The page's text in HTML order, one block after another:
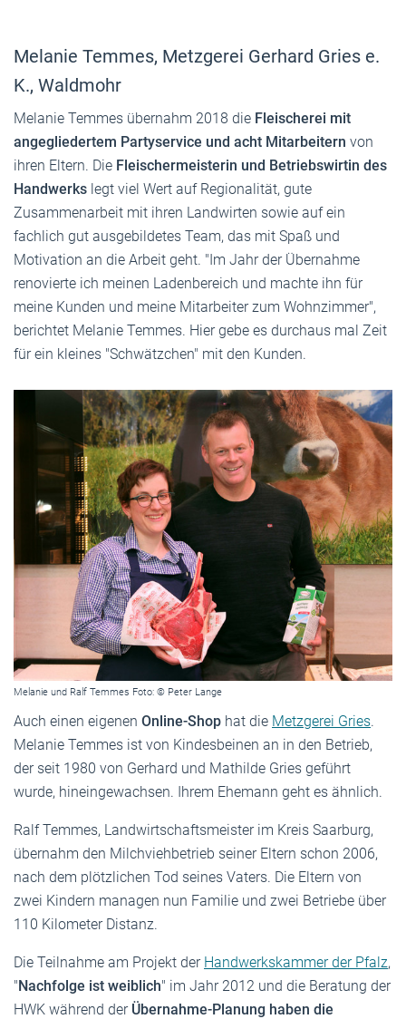
Melanie Temmes, Metzgerei Gerhard Gries e.
K., Waldmohr
Melanie Temmes übernahm 2018 die Fleischerei mit
angegliedertem Partyservice und acht Mitarbeitern von
ihren Eltern. Die Fleischermeisterin und Betriebswirtin des
Handwerks legt viel Wert auf Regionalität, gute
Zusammenarbeit mit ihren Landwirten sowie auf ein
fachlich gut ausgebildetes Team, das mit Spaß und
Motivation an die Arbeit geht. "Im Jahr der Übernahme
renovierte ich meinen Ladenbereich und machte ihn für
meine Kunden und meine Mitarbeiter zum Wohnzimmer",
berichtet Melanie Temmes. Hier gebe es durchaus mal Zeit
für ein kleines "Schwätzchen" mit den Kunden.
Melanie und Ralf Temmes Foto: © Peter Lange
Auch einen eigenen Online-Shop hat die Metzgerei Gries.
Melanie Temmes ist von Kindesbeinen an in den Betrieb,
der seit 1980 von Gerhard und Mathilde Gries geführt
wurde, hineingewachsen. Ihrem Ehemann geht es ähnlich.
Ralf Temmes, Landwirtschaftsmeister im Kreis Saarburg,
übernahm den Milchviehbetrieb seiner Eltern schon 2006,
nach dem plötzlichen Tod seines Vaters. Die Eltern von
zwei Kindern managen nun Familie und zwei Betriebe über
110 Kilometer Distanz.
Die Teilnahme am Projekt der Handwerkskammer der Pfalz,
"Nachfolge ist weiblich" im Jahr 2012 und die Beratung der
HWK während der Übernahme-Planung haben die